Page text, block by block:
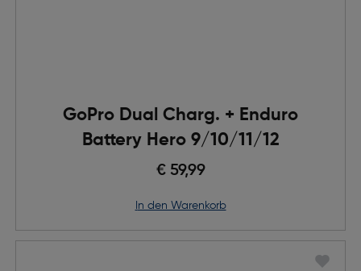
GoPro Dual Charg. + Enduro
Battery Hero 9/10/11/12
€ 59,99
in den Warenkorb